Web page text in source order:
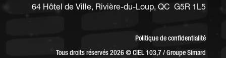
64 Hôtel de Ville, Rivière-du-Loup, QC G5R 1L5
Politique de confidentialité
Tous droits réservés 2026 © CIEL 103,7 / Groupe Simard